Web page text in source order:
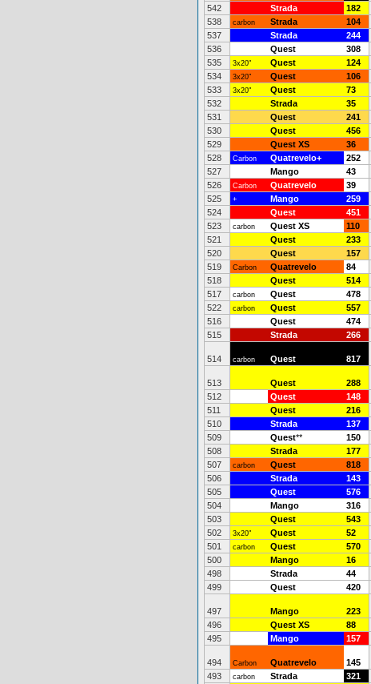
542
Strada 182
538
carbon Strada 104
537
Strada 244
536
Quest 308
535
3x20" Quest 124
534
3x20" Quest 106
533
3x20" Quest 73
532
Strada 35
531
Quest 241
530
Quest 456
529
Quest XS 36
528
Carbon Quatrevelo+ 252
527
Mango 43
526
Carbon Quatrevelo 39
525
+ Mango 259
524
Quest 451
523
carbon Quest XS 110
521
Quest 233
520
Quest 157
519
Carbon Quatrevelo 84
518
Quest 514
517
carbon Quest 478
522
carbon Quest 557
516
Quest 474
515
Strada 266
514 carbon Quest 817
513 Quest 288
512
Quest 148
511
Quest 216
510
Strada 137
509
Quest** 150
508
Strada 177
507
carbon Quest 818
506
Strada 143
505
Quest 576
504
Mango 316
503
Quest 543
502
3x20" Quest 52
501
carbon Quest 570
500
Mango 16
498
Strada 44
499
Quest 420
497 Mango 223
496
Quest XS 88
495
Mango 157
494 Carbon Quatrevelo 145
493
carbon Strada 321